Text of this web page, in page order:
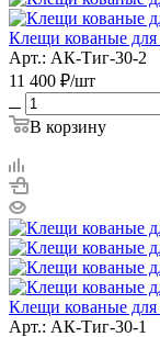
Клещи кованые для
Арт.: АК-Тиг-30-2
11 400 ₽/шт
В корзину
Клещи кованые для
Арт.: АК-Тиг-30-1